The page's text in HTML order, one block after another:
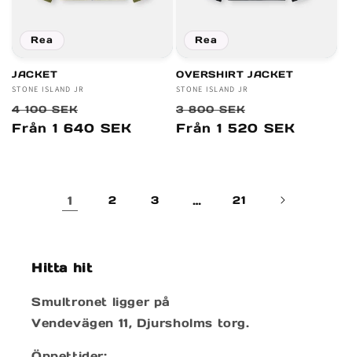
Rea
JACKET
Säljare:
STONE ISLAND JR
Ordinarie
pris
4 100 SEK
Försäljningspris
Från 1 640 SEK
Rea
OVERSHIRT JACKET
Säljare:
STONE ISLAND JR
Ordinarie
pris
3 800 SEK
Från 1 520 SEK
1 2 3 … 21
Hitta hit
Smultronet ligger på
Vendevägen 11, Djursholms torg.